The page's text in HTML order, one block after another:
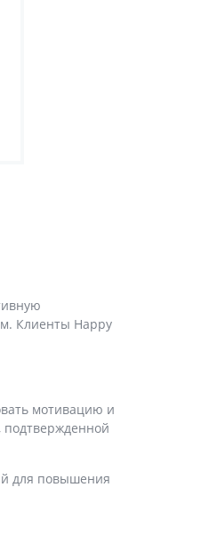
Клиенты Happy
мотивацию и
для повышения